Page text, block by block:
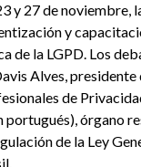
y 27 de noviembre,
y
de la LGPD. Los
Alves, presidente
de
portugués), órgano
de la Ley